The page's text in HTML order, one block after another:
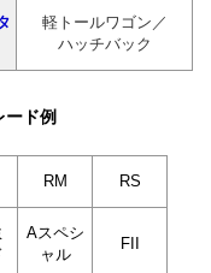
軽トールワゴン／
ハッチバック
ード例
RM RS
Aスペシ
ャル
FII